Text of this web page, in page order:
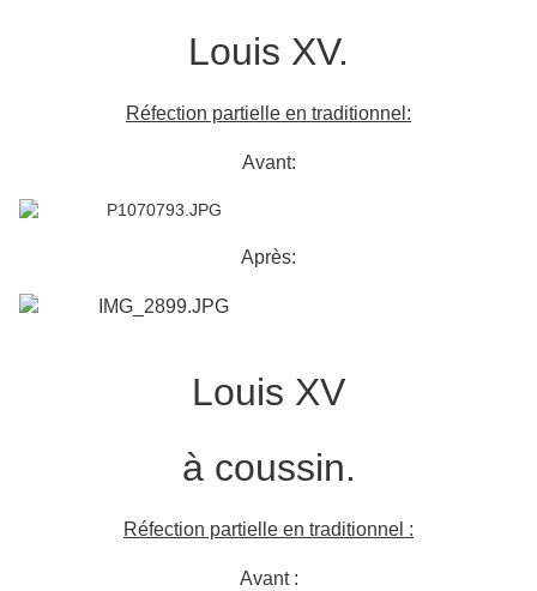
Louis XV.
Réfection partielle en traditionnel:
Avant:
Après:
Louis XV
à coussin.
Réfection partielle en traditionnel :
Avant :